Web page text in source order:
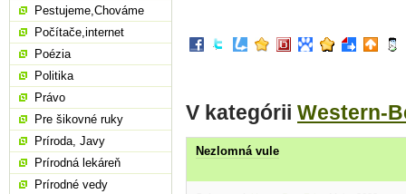
V kategórii Western-
Nezlomná vule
Pestujeme,Chováme
Počítače,internet
Poézia
Politika
Právo
Pre šikovné ruky
Príroda, Javy
Prírodná lekáreň
Prírodné vedy